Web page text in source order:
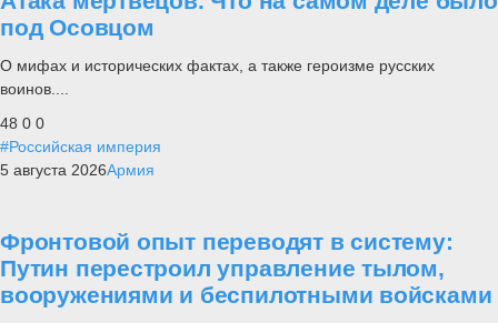
под Осовцом
О мифах и исторических фактах, а также героизме русских
воинов....
48 0 0
#Российская империя
5 августа 2026Армия
Фронтовой опыт переводят в систему:
Путин перестроил управление тылом,
вооружениями и беспилотными войсками